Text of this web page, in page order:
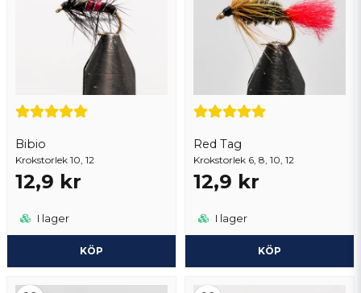
Bibio
Krokstorlek 10, 12
12,9 kr
I lager
KÖP
Red Tag
Krokstorlek 6, 8, 10, 12
12,9 kr
I lager
KÖP
Ja, ni får publicera min fråga
Skicka fråga